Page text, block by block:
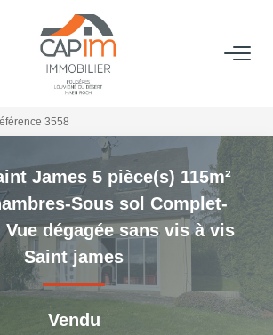
VENTES
ESTIMATION
NOTRE AGENCE
Qui Sommes Nous
Notre Équipe
Nous Rejoindre
Nos Actualités
3558
James 5 pièce(s) 115m²
Sous sol Complet-
Vue dégagée sans vis à vis
Saint james
Vendu